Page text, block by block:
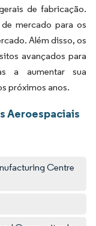
de fabricação.
mercado para os
Além disso, os
avançados para
a aumentar sua
próximos anos.
Aeroespaciais
Centre